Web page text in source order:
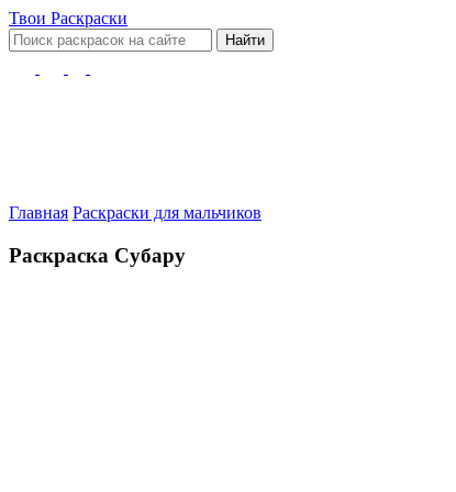
Твои Раскраски
Найти
Главная Раскраски для мальчиков
Раскраска Субару